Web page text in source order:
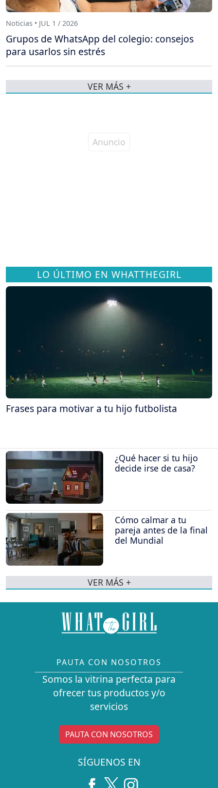
LO ÚLTIMO EN WHATTHEGIRL
Frases para motivar a tu hijo futbolista
¿Qué hacer si tu hijo
decide irse de casa?
Cómo calmar a tu
pareja antes de la final
del Mundial
VER MÁS +
Noticias • JUL 1 / 2026
Grupos de WhatsApp del colegio: consejos
para usarlos sin estrés
VER MÁS +
PAUTA CON NOSOTROS
Somos la vitrina perfecta para
ofrecer tus productos y/o
servicios
PAUTA CON NOSOTROS
SÍGUENOS EN